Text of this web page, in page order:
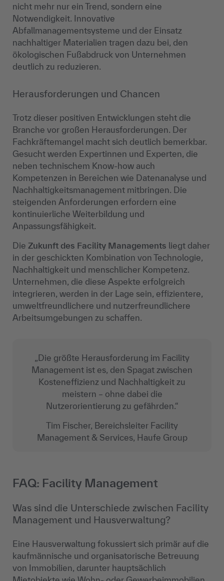
nicht mehr nur ein Trend, sondern eine
Notwendigkeit. Innovative
Abfallmanagementsysteme und der Einsatz
nachhaltiger Materialien tragen dazu bei, den
ökologischen Fußabdruck von Unternehmen
deutlich zu reduzieren.
Herausforderungen und Chancen
Trotz dieser positiven Entwicklungen steht die
Branche vor großen Herausforderungen. Der
Fachkräftemangel macht sich deutlich bemerkbar.
Gesucht werden Expertinnen und Experten, die
neben technischem Know-how auch
Kompetenzen in Bereichen wie Datenanalyse und
Nachhaltigkeitsmanagement mitbringen. Die
steigenden Anforderungen erfordern eine
kontinuierliche Weiterbildung und
Anpassungsfähigkeit.
Die Zukunft des Facility Managements liegt daher
in der geschickten Kombination von Technologie,
Nachhaltigkeit und menschlicher Kompetenz.
Unternehmen, die diese Aspekte erfolgreich
integrieren, werden in der Lage sein, effizientere,
umweltfreundlichere und nutzerfreundlichere
Arbeitsumgebungen zu schaffen.
„Die größte Herausforderung im Facility
Management ist es, den Spagat zwischen
Kosteneffizienz und Nachhaltigkeit zu
meistern – ohne dabei die
Nutzerorientierung zu gefährden.“
Tim Fischer, Bereichsleiter Facility
Management & Services, Haufe Group
FAQ: Facility Management
Was sind die Unterschiede zwischen Facility
Management und Hausverwaltung?
Eine Hausverwaltung fokussiert sich primär auf die
kaufmännische und organisatorische Betreuung
von Immobilien, darunter hauptsächlich